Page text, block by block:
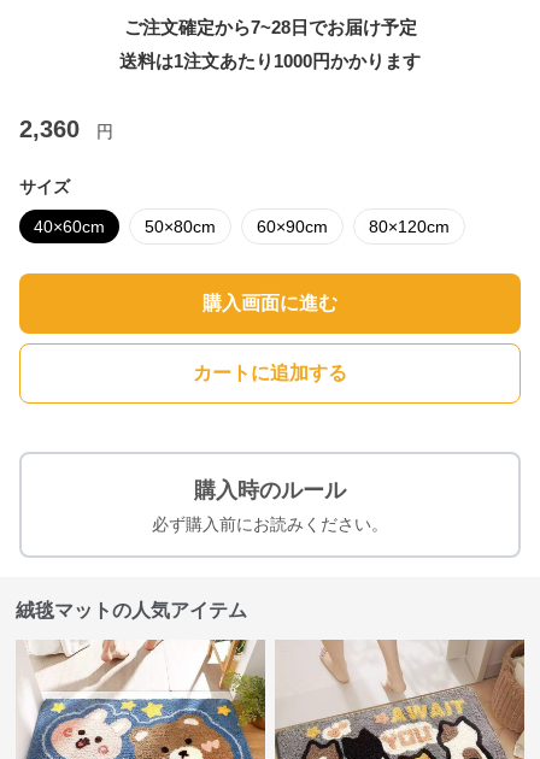
ご注文確定から7~28日でお届け予定
送料は1注文あたり 1000円かかります
2,360 円
サイズ
40×60cm 50×80cm 60×90cm 80×120cm
購入画面に進む
カートに追加する
購入時のルール
必ず購入前にお読みください。
絨毯マットの人気アイテム